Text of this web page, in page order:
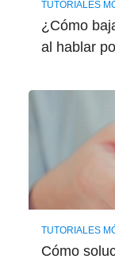
TUTORIALES
¿Cómo
al hablar
TUTORIALES
Cómo